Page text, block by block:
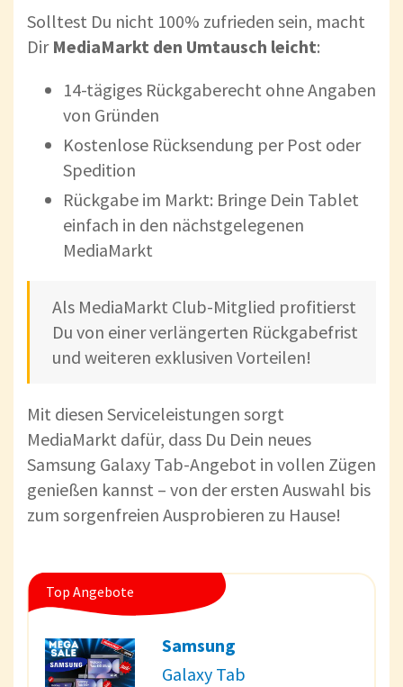
Solltest Du nicht 100% zufrieden sein, macht
Dir MediaMarkt den Umtausch leicht:
14-tägiges Rückgaberecht ohne Angaben
von Gründen
Kostenlose Rücksendung per Post oder
Spedition
Rückgabe im Markt: Bringe Dein Tablet
einfach in den nächstgelegenen
MediaMarkt
Als MediaMarkt Club-Mitglied profitierst
Du von einer verlängerten Rückgabefrist
und weiteren exklusiven Vorteilen!
Mit diesen Serviceleistungen sorgt
MediaMarkt dafür, dass Du Dein neues
Samsung Galaxy Tab-Angebot in vollen Zügen
genießen kannst – von der ersten Auswahl bis
zum sorgenfreien Ausprobieren zu Hause!
Top Angebote
Samsung
Galaxy Tab